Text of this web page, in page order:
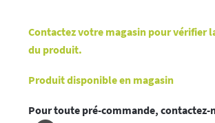
Contactez votre magasin pour vérifier
du produit.
Produit disponible en magasin
Pour toute pré-commande, contactez-